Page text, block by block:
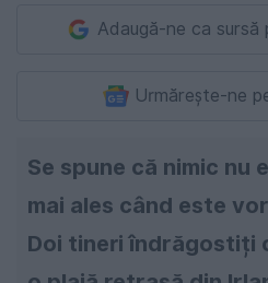
Adaugă-ne ca
Urmărește-ne
Se spune că nimic nu
mai ales când este
Doi tineri îndrăgostiți